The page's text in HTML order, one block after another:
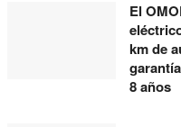
El
km de
8 años